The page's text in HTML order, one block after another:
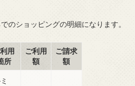
のショッピングの明細になります。
用
所
ご利用
額
ご請求
額